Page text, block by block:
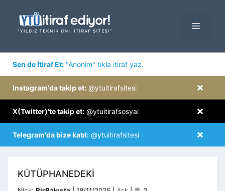
MENÜ
Sen de İtiraf Et: "Anonim" tıkla itiraf yaz.
×
Instagram'da takip et: @ytuitirafsitesi
×
X(Twitter)'te takip et: @ytuitirafsosyal
×
Telegram'da bize katıl: @ytuitirafsitesi
KÜTÜPHANEDEKI
Kategoriler